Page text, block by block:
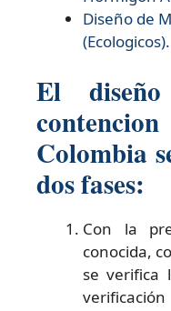
Diseño de
(Ecologicos).
El
Colombia
dos fases:
Con la
conocida,
se